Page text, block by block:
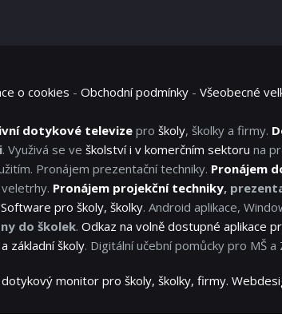
o cookies - Obchodní podmínky - Všeobecné
dotykové televizepro školy, školky a firmy.
. Využivá se ve školství i v komerčním sektoru na
Pronájem prezentační techniky. Pronájem
Pronájem projekční techniky,
Software pro školy, školky. Android aplikace,
do školek. Odkaz na volně dostupné aplikace
základní školy. Digitální učební pomůcky pro MŠ a
monitor pro školy, školky, firmy.